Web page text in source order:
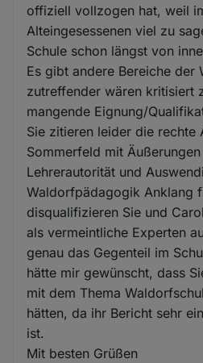
offiziell vollzogen hat, weil
Alteingesessenen viel zu
Schule schon längst von
Es gibt andere Bereiche der
zutreffender wären kritisiert
mangende Eignung/
Sie zitieren leider die rechte
Sommerfeld mit
Lehrerautorität und
Waldorfpädagogik Anklang
disqualifizieren Sie und
als vermeintliche Experten
genau das Gegenteil im
hätte mir gewünscht, dass
mit dem Thema
hätten, da ihr Bericht sehr
ist.
Mit besten Grüßen